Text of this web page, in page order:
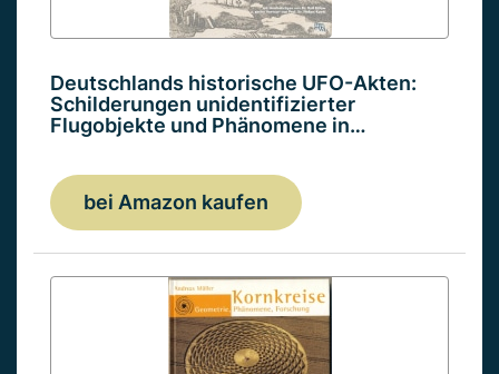
Deutschlands historische UFO-Akten:
Schilderungen unidentifizierter
Flugobjekte und Phänomene in…
bei Amazon kaufen